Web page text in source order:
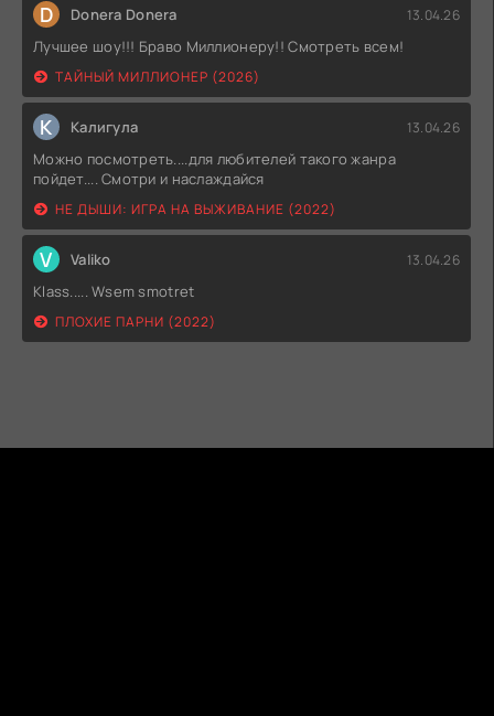
D Donera Donera 13.04.26
Лучшее шоу!!! Браво Миллионеру!! Смотреть всем!
ТАЙНЫЙ МИЛЛИОНЕР (2026)
К Калигула 13.04.26
Можно посмотреть....для любителей такого жанра
пойдет.... Смотри и наслаждайся
НЕ ДЫШИ: ИГРА НА ВЫЖИВАНИЕ (2022)
V Valiko 13.04.26
Klass..... Wsem smotret
ПЛОХИЕ ПАРНИ (2022)